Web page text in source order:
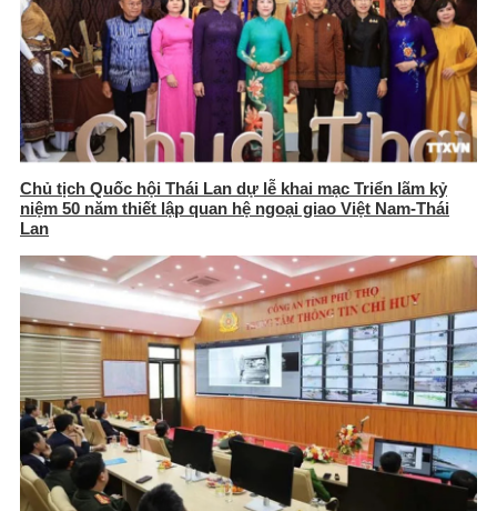
Chủ tịch Quốc hội Thái Lan dự lễ khai mạc Triển lãm kỷ
niệm 50 năm thiết lập quan hệ ngoại giao Việt Nam-Thái
Lan